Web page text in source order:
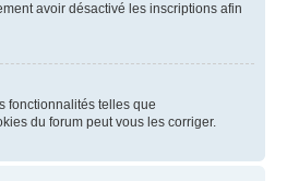
avoir désactivé les inscriptions afin
fonctionnalités telles que
du forum peut vous les corriger.